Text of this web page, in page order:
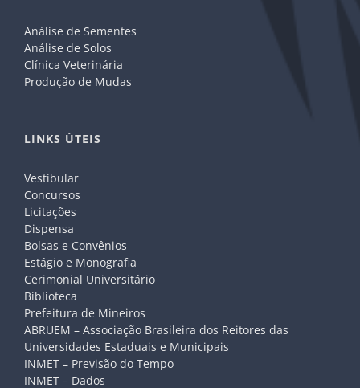
Análise de Sementes
Análise de Solos
Clínica Veterinária
Produção de Mudas
LINKS ÚTEIS
Vestibular
Concursos
Licitações
Dispensa
Bolsas e Convênios
Estágio e Monografia
Cerimonial Universitário
Biblioteca
Prefeitura de Mineiros
ABRUEM – Associação Brasileira dos Reitores das
Universidades Estaduais e Municipais
INMET – Previsão do Tempo
INMET – Dados